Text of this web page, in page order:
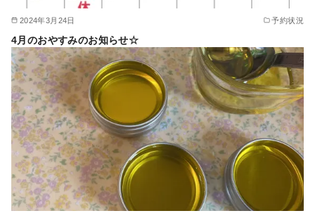
2024年3月24日 予約状況
4月のおやすみのお知らせ☆